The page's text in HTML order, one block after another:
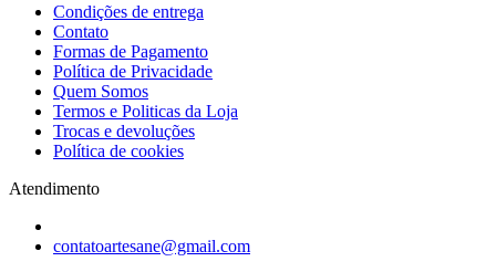
Condições de entrega
Contato
Formas de Pagamento
Política de Privacidade
Quem Somos
Termos e Politicas da Loja
Trocas e devoluções
Política de cookies
Atendimento
contatoartesane@gmail.com